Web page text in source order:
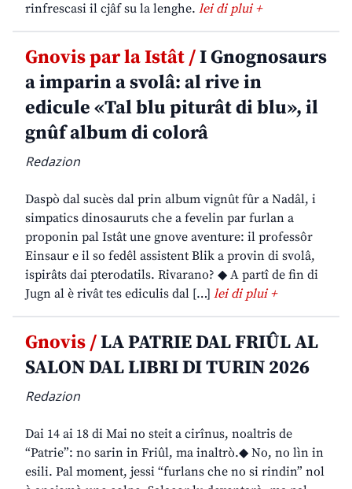
rinfrescasi il cjâf su la lenghe. lei di plui +
Gnovis par la Istât /I Gnognosaurs
a imparin a svolâ: al rive in
edicule «Tal blu piturât di blu», il
gnûf album di colorâ
Redazion
Daspò dal sucès dal prin album vignût fûr a Nadâl, i
simpatics dinosauruts che a fevelin par furlan a
proponin pal Istât une gnove aventure: il professôr
Einsaur e il so fedêl assistent Blik a provin di svolâ,
ispirâts dai pterodatils. Rivarano? ◆ A partî de fin di
Jugn al è rivât tes ediculis dal […] lei di plui +
Gnovis /LA PATRIE DAL FRIÛL AL
SALON DAL LIBRI DI TURIN 2026
Redazion
Dai 14 ai 18 di Mai no steit a cirînus, noaltris de
“Patrie”: no sarin in Friûl, ma inaltrò.◆ No, no lìn in
esili. Pal moment, jessi “furlans che no si rindin” nol